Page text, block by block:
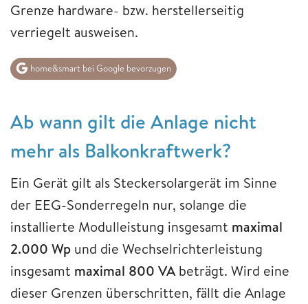
Grenze hardware- bzw. herstellerseitig
verriegelt ausweisen.
home&smart bei Google bevorzugen
Ab wann gilt die Anlage nicht
mehr als Balkonkraftwerk?
Ein Gerät gilt als Steckersolargerät im Sinne
der EEG-Sonderregeln nur, solange die
installierte Modulleistung insgesamt maximal
2.000 Wp und die Wechselrichterleistung
insgesamt maximal 800 VAbeträgt. Wird eine
dieser Grenzen überschritten, fällt die Anlage